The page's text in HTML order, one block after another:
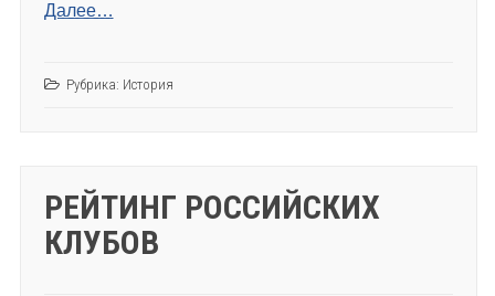
Далее…
Рубрика: История
РЕЙТИНГ РОССИЙСКИХ
КЛУБОВ